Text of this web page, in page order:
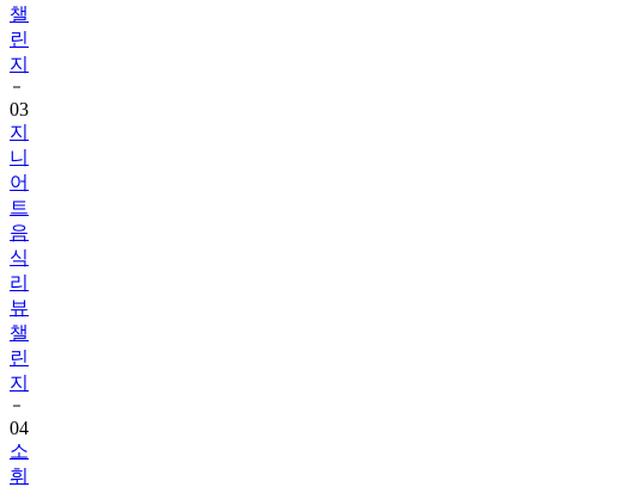
챌
린
지
03
지
니
어
트
음
식
리
뷰
챌
린
지
04
소
휘